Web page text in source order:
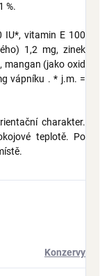
%.
IU*, vitamin E 100
1,2 mg, zinek
mangan (jako oxid
vápníku . * j.m. =
charakter.
teplotě. Po
Konzervy